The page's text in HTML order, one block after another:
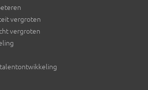
vergroten
vergroten